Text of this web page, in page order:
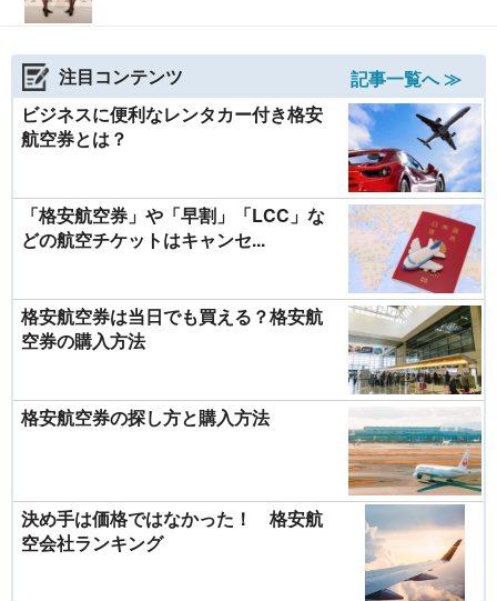
注目コンテンツ
記事一覧へ ≫
ビジネスに便利なレンタカー付き格安
航空券とは？
「格安航空券」や「早割」「LCC」な
どの航空チケットはキャンセ...
格安航空券は当日でも買える？格安航
空券の購入方法
格安航空券の探し方と購入方法
決め手は価格ではなかった！ 格安航
空会社ランキング